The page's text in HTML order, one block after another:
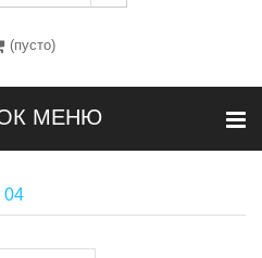
(пусто)
МЕНЮ
04